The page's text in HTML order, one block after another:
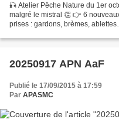
🎣 Atelier Pêche Nature du 1er
malgré le mistral 👏 👉 6
prises : gardons, brèmes,
20250917 APN AaF
Publié le 17/09/2015 à 17:59
Par APASMC